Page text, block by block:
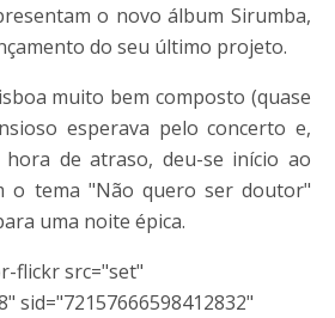
o novo álbum Sirumba,
do seu último projeto.
muito bem composto (quase
esperava pelo concerto e,
hora de atraso, deu-se início ao
o tema "Não quero ser doutor"
uma noite épica.
flickr src="set"
sid="72157666598412832"